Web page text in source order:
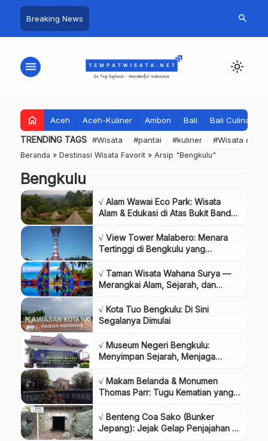
Breaking News search
menu light_mode
home Aceh Aceh-Kuliner Ambon Bali Bali Culinary
TRENDING TAGS #Wisata #pantai #kuliner #Wisata dan
Beranda » Destinasi Wisata Favorit » Arsip "Bengkulu"
Bengkulu
√ Alam Wawai Eco Park: Wisata
Alam & Edukasi di Atas Bukit Bandar
√ View Tower Malabero: Menara
Tertinggi di Bengkulu yang
Satu Pandangan
√ Taman Wisata Wahana Surya —
Merangkai Alam, Sejarah, dan
Destinasi
√ Kota Tuo Bengkulu: Di Sini
Segalanya Dimulai
√ Museum Negeri Bengkulu:
Menyimpan Sejarah, Menjaga
√ Makam Belanda & Monumen
Thomas Parr: Tugu Kematian yang
Bengkulu
√ Benteng Coa Sako (Bunker
Jepang): Jejak Gelap Penjajahan di